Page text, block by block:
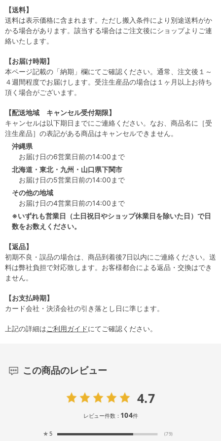
【送料】
送料は表示価格に含まれます。ただし搬入条件により別途送料がか
かる場合があります。該当する場合はご注文後にショップよりご連
絡いたします。
【お届け時期】
本ページ記載の「納期」欄にてご確認ください。通常、注文後１～
４週間程度でお届けします。受注生産品の場合は１ヶ月以上お待ち
頂く場合がございます。
【配送地域 キャンセル受付期限】
キャンセルは以下期日までにご連絡ください。なお、商品名に［受
注生産品］の表記がある商品はキャンセルできません。
沖縄県
お届け日の6営業日前の14:00まで
北海道・東北・九州・山口県下関市
お届け日の5営業日前の14:00まで
その他の地域
お届け日の4営業日前の14:00まで
※いずれも営業日（土日祝日やショップ休業日を除いた日）で日
数をお数えください。
【返品】
初期不良・誤品の場合は、商品到着後7日以内にご連絡ください。送
料は弊社負担で対応致します。お客様都合による返品・交換はでき
ません。
【お支払時期】
カード会社・決済会社の引き落とし日に準じます。
上記の詳細はご利用ガイドにてご確認ください。
この商品のレビュー
4.7
レビュー件数： 104件
★ 5 (79)